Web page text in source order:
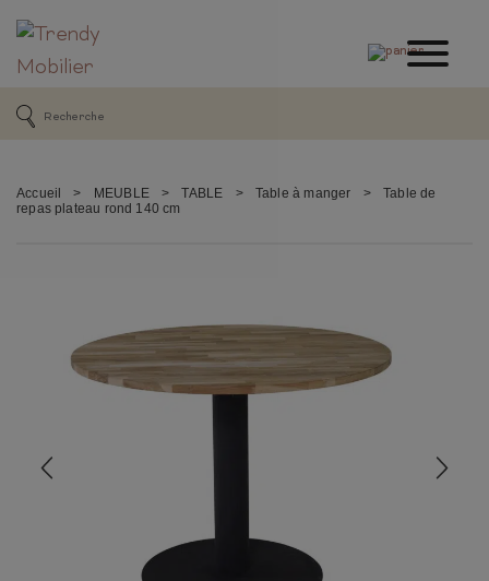
Accueil > MEUBLE > TABLE > Table à manger >
Table de
repas plateau rond 140 cm